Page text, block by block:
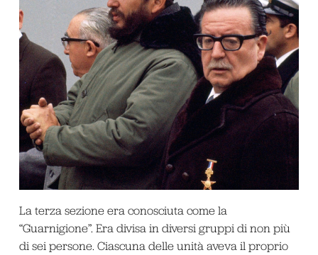
La terza sezione era conosciuta come la
“Guarnigione”. Era divisa in diversi gruppi di non più
di sei persone. Ciascuna delle unità aveva il proprio